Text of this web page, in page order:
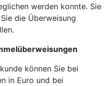
werden konnte. Sie
die Überweisung
können Sie bei
in Euro und bei